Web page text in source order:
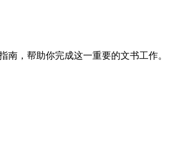
，帮助你完成这一重要的文书工作。